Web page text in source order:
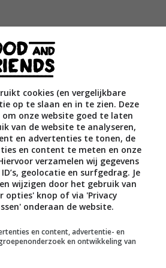
met 1 variant van
de keuken of een
gehaktbal
cookies (en vergelijkbare
op te slaan en in te zien. Deze
om onze website goed te laten
van de website te analyseren,
en advertenties te tonen, de
en content te meten en onze
verzamelen wij gegevens
geolocatie en surfgedrag. Je
wijzigen door het gebruik van
opties' knop of via 'Privacy
onderaan de website.
en content, advertentie- en
en ontwikkeling van